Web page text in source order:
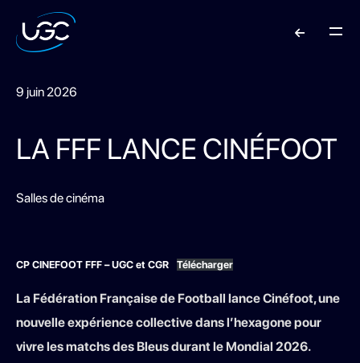
9 juin 2026
LA FFF LANCE CINÉFOOT
Salles de cinéma
CP CINEFOOT FFF – UGC et CGR Télécharger
La Fédération Française de Football lance Cinéfoot, une
nouvelle expérience collective dans l’hexagone pour
vivre les matchs des Bleus durant le Mondial 2026.